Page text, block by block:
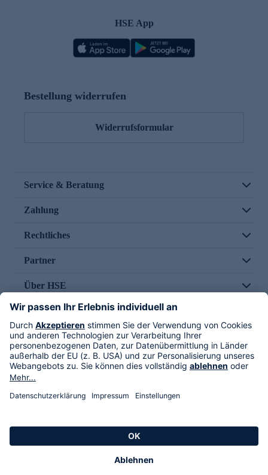
HSE App
Bestellung widerrufen
Widerrufsformular
Service & Beratung
Zahlung
Rechtliches
Partner
Über HSE
Im TV
HSE International